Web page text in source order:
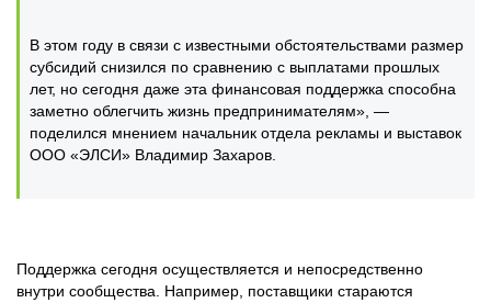
В этом году в связи с известными обстоятельствами размер
субсидий снизился по сравнению с выплатами прошлых
лет, но сегодня даже эта финансовая поддержка способна
заметно облегчить жизнь предпринимателям», —
поделился мнением начальник отдела рекламы и выставок
ООО «ЭЛСИ» Владимир Захаров.
Поддержка сегодня осуществляется и непосредственно
внутри сообщества. Например, поставщики стараются